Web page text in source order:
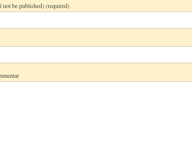
be published) (required)